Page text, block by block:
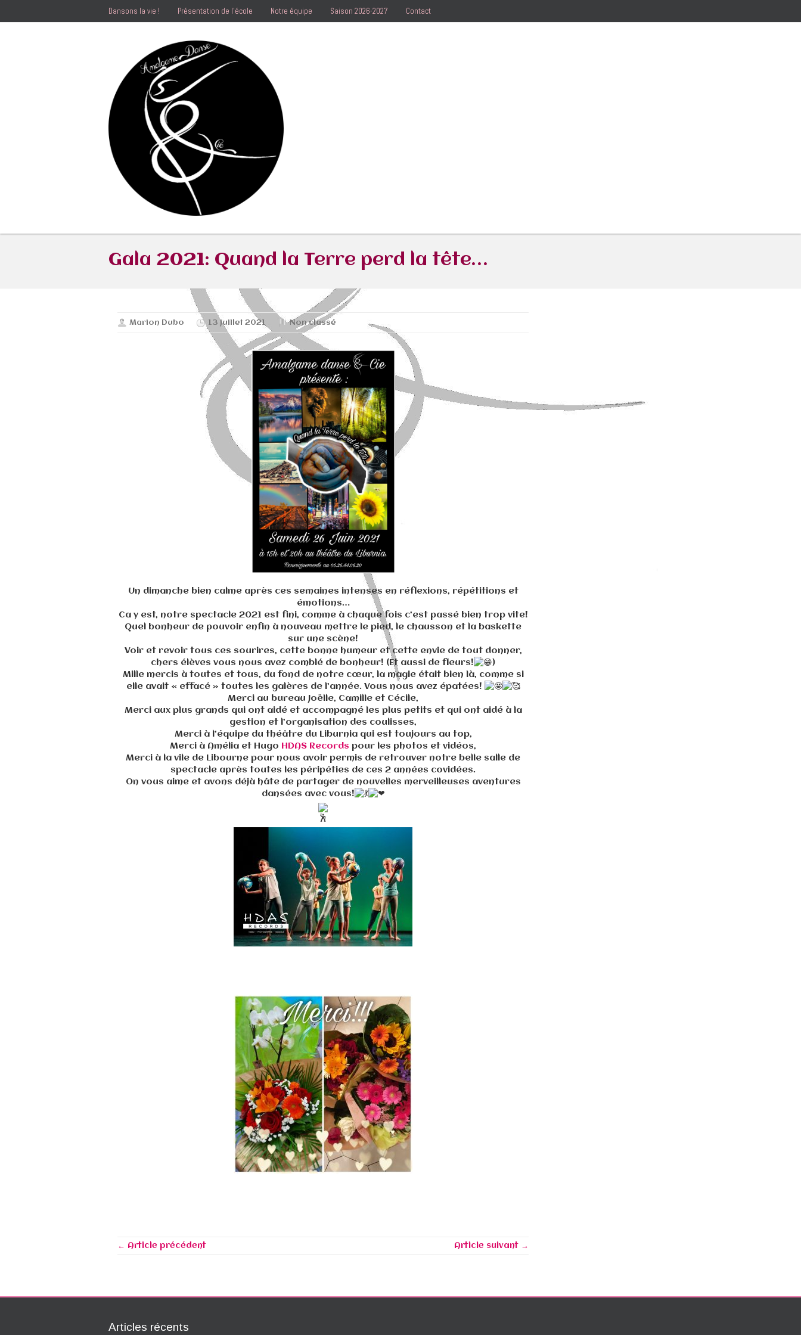
Dansons la vie ! Présentation de l’école Notre équipe Saison 2026-2027 Contact
Gala 2021: Quand la Terre perd la tête…
Marion Dubo 13 juillet 2021 Non classé
Un dimanche bien calme après ces semaines intenses en réflexions, répétitions et
émotions…
Ca y est, notre spectacle 2021 est fini, comme à chaque fois c’est passé bien trop vite!
Quel bonheur de pouvoir enfin à nouveau mettre le pied, le chausson et la baskette
sur une scène!
Voir et revoir tous ces sourires, cette bonne humeur et cette envie de tout donner,
chers élèves vous nous avez comblé de bonheur! (Et aussi de fleurs!
)
Mille mercis à toutes et tous, du fond de notre cœur, la magie était bien là, comme si
elle avait « effacé » toutes les galères de l’année. Vous nous avez épatées!
Merci au bureau Joëlle, Camille et Cécile,
Merci aux plus grands qui ont aidé et accompagné les plus petits et qui ont aidé à la
gestion et l’organisation des coulisses,
Merci à l’équipe du théâtre du Liburnia qui est toujours au top,
Merci à Amélia et Hugo HDAS Records pour les photos et vidéos,
Merci à la vile de Libourne pour nous avoir permis de retrouver notre belle salle de
spectacle après toutes les péripéties de ces 2 années covidées.
On vous aime et avons déjà hâte de partager de nouvelles merveilleuses aventures
dansées avec vous!
← Article précédent Article suivant →
Articles récents